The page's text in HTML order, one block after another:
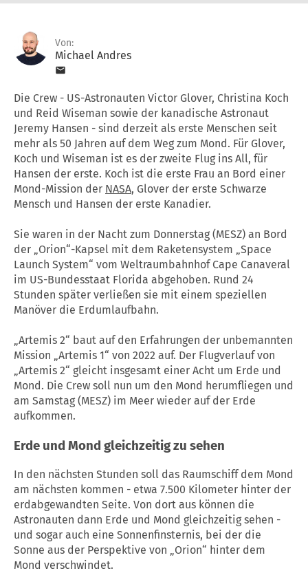
Von:
Michael Andres
Die Crew - US-Astronauten Victor Glover, Christina Koch
und Reid Wiseman sowie der kanadische Astronaut
Jeremy Hansen - sind derzeit als erste Menschen seit
mehr als 50 Jahren auf dem Weg zum Mond. Für Glover,
Koch und Wiseman ist es der zweite Flug ins All, für
Hansen der erste. Koch ist die erste Frau an Bord einer
Mond-Mission der NASA, Glover der erste Schwarze
Mensch und Hansen der erste Kanadier.
Sie waren in der Nacht zum Donnerstag (MESZ) an Bord
der „Orion“-Kapsel mit dem Raketensystem „Space
Launch System“ vom Weltraumbahnhof Cape Canaveral
im US-Bundesstaat Florida abgehoben. Rund 24
Stunden später verließen sie mit einem speziellen
Manöver die Erdumlaufbahn.
„Artemis 2“ baut auf den Erfahrungen der unbemannten
Mission „Artemis 1“ von 2022 auf. Der Flugverlauf von
„Artemis 2“ gleicht insgesamt einer Acht um Erde und
Mond. Die Crew soll nun um den Mond herumfliegen und
am Samstag (MESZ) im Meer wieder auf der Erde
aufkommen.
Erde und Mond gleichzeitig zu sehen
In den nächsten Stunden soll das Raumschiff dem Mond
am nächsten kommen - etwa 7.500 Kilometer hinter der
erdabgewandten Seite. Von dort aus können die
Astronauten dann Erde und Mond gleichzeitig sehen -
und sogar auch eine Sonnenfinsternis, bei der die
Sonne aus der Perspektive von „Orion“ hinter dem
Mond verschwindet.